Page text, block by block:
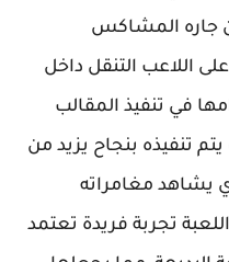
جاره المشاكس
اللاعب التنقل داخل
في تنفيذ المقالب
تنفيذه بنجاح يزيد من
يشاهد مغامراته
تجربة فريدة تعتمد